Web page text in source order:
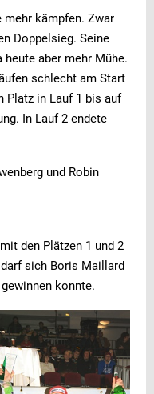
kämpfen. Zwar
Doppelsieg. Seine
aber mehr Mühe.
schlecht am Start
Platz in Lauf 1 bis auf
In Lauf 2 endete
und Robin
den Plätzen 1 und 2
sich Boris Maillard
konnte.